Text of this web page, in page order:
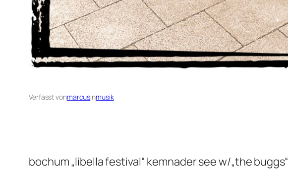
Verfasst vonmarcusinmusik
bochum „libella festival“ kemnader see w/„the buggs“